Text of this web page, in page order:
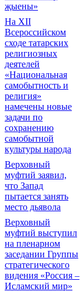
җыены»
На XII
Всероссийском
сходе татарских
религиозных
деятелей
«Национальная
самобытность и
религия»
намечены новые
задачи по
сохранению
самобытной
культуры народа
Верховный
муфтий заявил,
что Запад
пытается занять
место дьявола
Верховный
муфтий выступил
на пленарном
заседании Группы
стратегического
видения «Россия –
Исламский мир»